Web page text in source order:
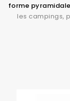
forme pyramidale
les campings,